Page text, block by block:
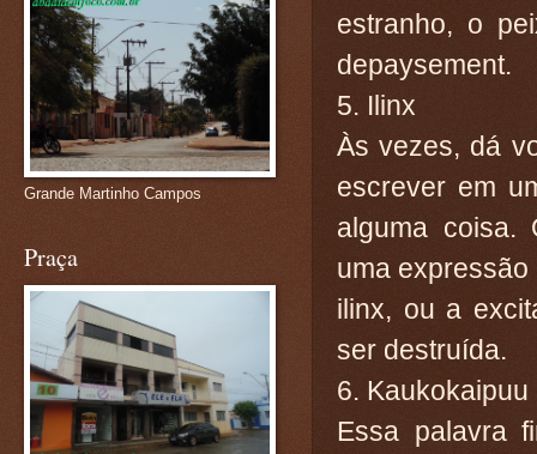
estranho, o
depaysement.
5. Ilinx
Às vezes, dá
escrever em
alguma coisa.
uma
ilinx, ou a
ser destruída.
6. Kaukokaipuu
Essa palavra
Grande Martinho Campos
Praça